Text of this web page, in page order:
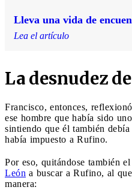
Lleva una vida de
Lea el artículo
La desnudez
Francisco, entonces,
ese hombre que había sido
sintiendo que él también
había impuesto a Rufino.
Por eso, quitándose también
León a buscar a Rufino, al
manera: